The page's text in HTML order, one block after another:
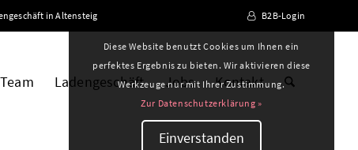
in Altensteig B2B-Login
Ladengeschäft Jobs Kontakt
Diese Website benutzt Cookies um Ihnen ein
perfektes Ergebnis zu bieten. Wir aktivieren diese
Werkzeuge nur mit Ihrer Zustimmung.
Zur Datenschutzerklärung »
Einverstanden